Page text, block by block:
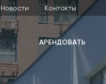
Новости Контакты
АРЕНДОВАТЬ